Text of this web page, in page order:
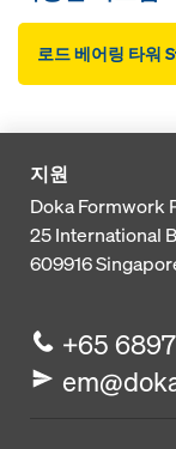
로드 베어링 타워
지원
Doka Formwork
25 International
609916
+65